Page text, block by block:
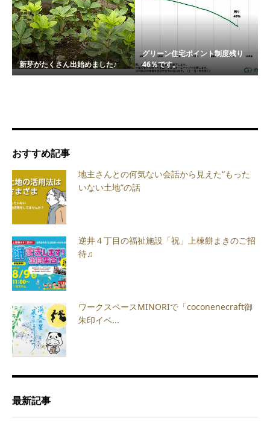
新芽がたくさん出始めました♪
グリーン住宅ポイント制度残り
46％です。
おすすめ記事
地主さんとの何気ない会話から見えた“もった
いない土地”の話
逆井４丁目の福祉施設「祝」上棟餅まきのご招
待♫
ワークスペースMINORIで「coconenecraft御
朱印イベ...
最新記事